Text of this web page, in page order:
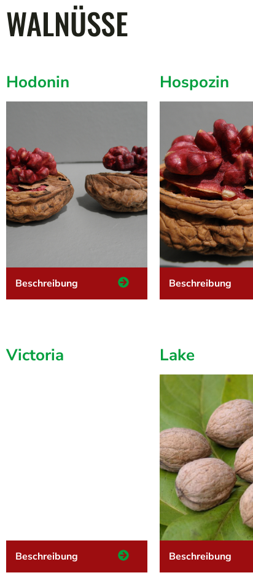
WALNÜSSE
Hodonin
Beschreibung
Hospozin
Beschreibung
Victoria
Beschreibung
Lake
Beschreibung